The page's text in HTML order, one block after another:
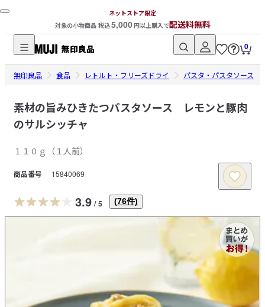
ネットストア限定
対象の小物商品 税込5,000円以上購入で配送料無料
無
印
品
ネ
ト
ト
ア
0
無印良品 食品 レトルト・フリーズドライ パスタ・パスタソース
素材の旨みひきたつパスタソース レモンと豚肉
のサルシッチャ
１１０ｇ（１人前）
商品番号 15840069
3.9 / 5 (76件)